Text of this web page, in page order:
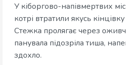
У кіборгово-напівмертвих
котрі втратили якусь
Стежка пролягає через
панувала підозріла тиша,
здохло.